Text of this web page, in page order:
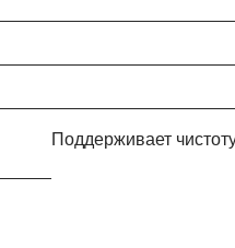
Поддерживает чистоту волос, Придает и продлевает объем, Утолщает тело волоса, Оказывает